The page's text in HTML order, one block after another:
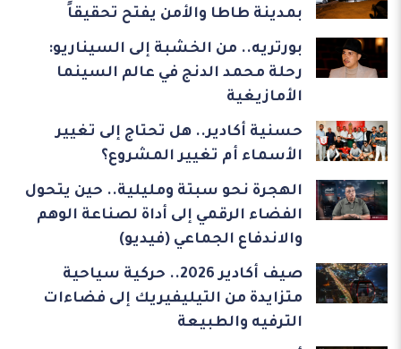
بمدينة طاطا والأمن يفتح تحقيقاً
بورتريه.. من الخشبة إلى السيناريو:
رحلة محمد الدنج في عالم السينما
الأمازيغية
حسنية أكادير.. هل تحتاج إلى تغيير
الأسماء أم تغيير المشروع؟
الهجرة نحو سبتة ومليلية.. حين يتحول
الفضاء الرقمي إلى أداة لصناعة الوهم
والاندفاع الجماعي (فيديو)
صيف أكادير 2026.. حركية سياحية
متزايدة من التيليفيريك إلى فضاءات
الترفيه والطبيعة